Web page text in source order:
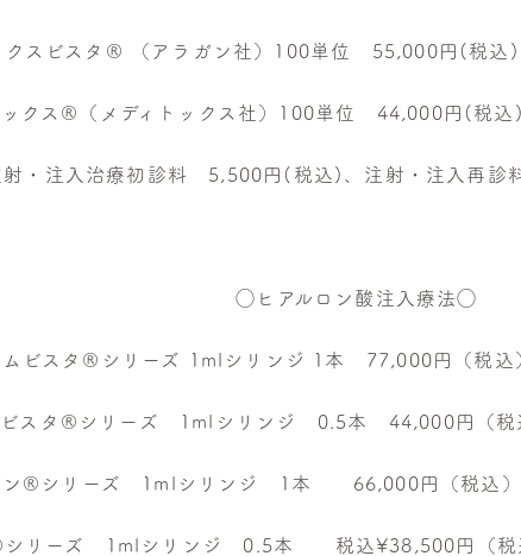
クスビスタ®︎ （アラガン社）100単位 55,000円(税込
ックス®（メディトックス社）100単位 44,000円(税
射・注入治療初診料 5,500円(税込)、注射・注入再
◯ヒアルロン酸注入療法◯
ムビスタ®︎シリーズ 1mlシリンジ 1本 77,000円（税込
ビスタ®︎シリーズ 1mlシリンジ 0.5本 44,000円（税
ン®︎シリーズ 1mlシリンジ 1本 66,000円（税込）
シリーズ 1mlシリンジ 0.5本 税込¥38,500円（税込